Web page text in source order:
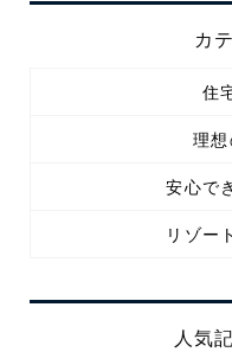
カ
住
理
安心で
リゾー
人気